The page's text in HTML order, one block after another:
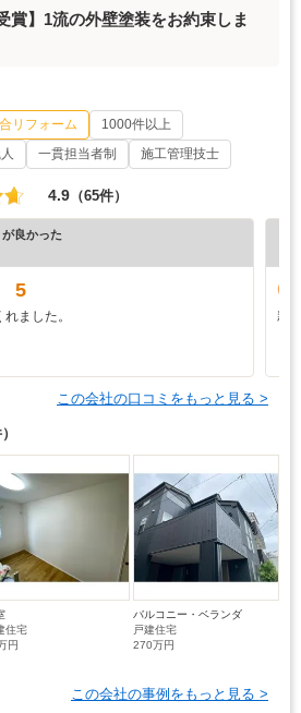
賞】1流の外壁塗装をお約束しま
リフォーム
1000件以上
一貫担当者制 施工管理技士
4.9 （65件）
が良かった
5
ました。 親
この会社の口コミをもっと見る >
住宅
円
バルコニー・ベランダ
戸建住宅
270万円
この会社の事例をもっと見る >